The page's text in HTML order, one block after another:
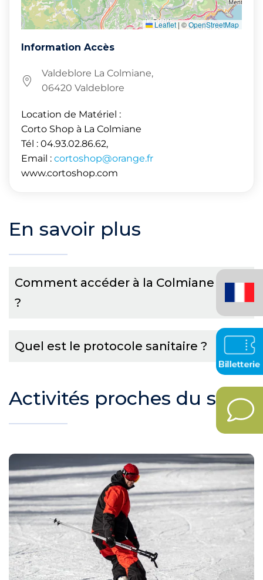
Leaflet | ©OpenStreetMap
Information Accès
Valdeblore La Colmiane,
06420 Valdeblore
Location de Matériel :
Corto Shop à La Colmiane
Tél : 04.93.02.86.62,
Email : cortoshop@orange.fr
www.cortoshop.com
En savoir plus
Comment accéder à la Colmiane
?
Quel est le protocole sanitaire ?
Activités proches du site